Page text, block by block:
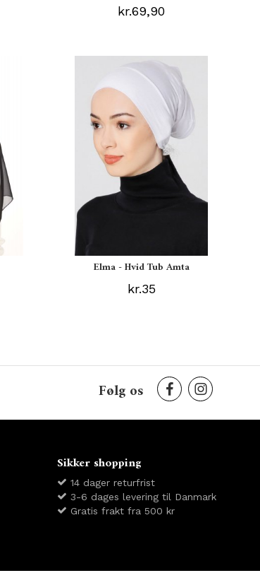
kr.69,90
Elma - Hvid Tub Amta
kr.35
Følg os
Sikker shopping
14 dager returfrist
3-6 dages levering til Danmark
Gratis frakt fra 500 kr